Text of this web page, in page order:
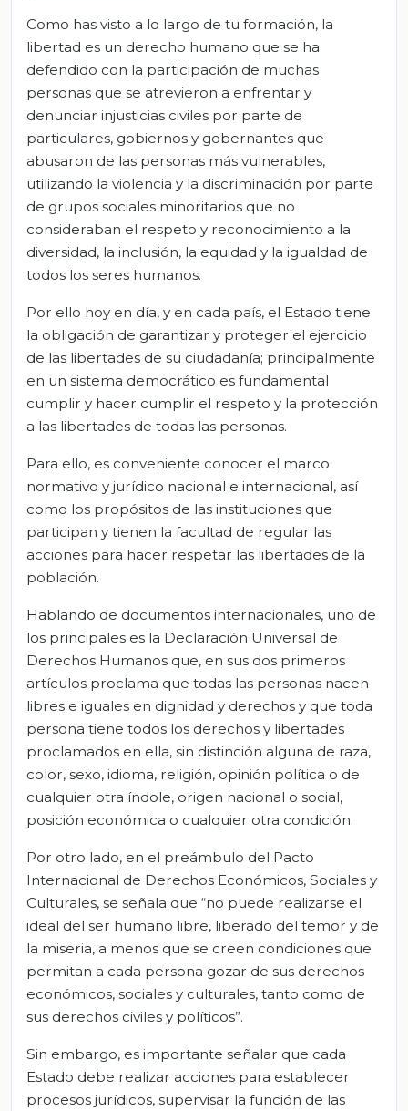
Como has visto a lo largo de tu formación, la
libertad es un derecho humano que se ha
defendido con la participación de muchas
personas que se atrevieron a enfrentar y
denunciar injusticias civiles por parte de
particulares, gobiernos y gobernantes que
abusaron de las personas más vulnerables,
utilizando la violencia y la discriminación por parte
de grupos sociales minoritarios que no
consideraban el respeto y reconocimiento a la
diversidad, la inclusión, la equidad y la igualdad de
todos los seres humanos.
Por ello hoy en día, y en cada país, el Estado tiene
la obligación de garantizar y proteger el ejercicio
de las libertades de su ciudadanía; principalmente
en un sistema democrático es fundamental
cumplir y hacer cumplir el respeto y la protección
a las libertades de todas las personas.
Para ello, es conveniente conocer el marco
normativo y jurídico nacional e internacional, así
como los propósitos de las instituciones que
participan y tienen la facultad de regular las
acciones para hacer respetar las libertades de la
población.
Hablando de documentos internacionales, uno de
los principales es la Declaración Universal de
Derechos Humanos que, en sus dos primeros
artículos proclama que todas las personas nacen
libres e iguales en dignidad y derechos y que toda
persona tiene todos los derechos y libertades
proclamados en ella, sin distinción alguna de raza,
color, sexo, idioma, religión, opinión política o de
cualquier otra índole, origen nacional o social,
posición económica o cualquier otra condición.
Por otro lado, en el preámbulo del Pacto
Internacional de Derechos Económicos, Sociales y
Culturales, se señala que “no puede realizarse el
ideal del ser humano libre, liberado del temor y de
la miseria, a menos que se creen condiciones que
permitan a cada persona gozar de sus derechos
económicos, sociales y culturales, tanto como de
sus derechos civiles y políticos”.
Sin embargo, es importante señalar que cada
Estado debe realizar acciones para establecer
procesos jurídicos, supervisar la función de las